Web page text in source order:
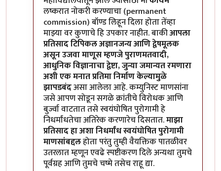
लष्करात नोकरी करण्याचा (permanent
commission) बॉण्ड लिहून दिला होता तेंव्हा
माझ्या वर कुणाचे हि उपकार नाहीत. बाकीआपला
प्रतिसाद टिपिकल अज्ञानजन्य आणि द्वेषमूलक
असून उजवा माणूस म्हणजे पुराणमतवादी,
आधुनिक विज्ञानाचा द्वेष्टा, जुन्या जमान्यत रमणारा
अशी एक मनात प्रतिमा निर्माण केल्यामुळे
झापडबंदअसा आलेला आहे. कम्युनिस्ट माणसांना
जसे आपण सोडून सगळे क्रांतीचे विरोधक आणि
बुर्ज्वा वाटतात तसे स्वयंघोषित पुरोगामी हे
निधर्मांधतेचा अतिरेक करणारेच दिसतात.माझा
प्रतिसाद हा अशा निधर्मांध स्वयंघोषित पुरोगामी
माणसांबद्दलहोता परंतु तुम्ही वैयक्तिक पातळीवर
उतरलात म्हणून एवढे स्पष्टीकरण दिले अन्यथा तुमचे
पूर्वग्रह आणि तुमचे चष्मे तसेच राहू द्या.